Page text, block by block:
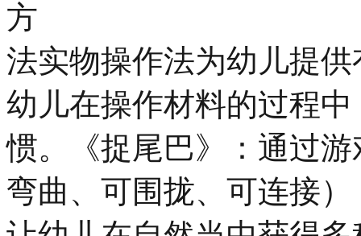
方
法实物操作法为幼儿提
幼儿在操作材料的过程
惯。《捉尾巴》：通过
弯曲、可围拢、可连接